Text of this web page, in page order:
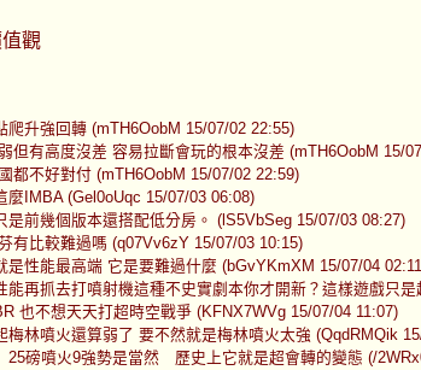
觀
升強回轉 (mTH6OobM 15/07/02 22:55)
但有高度沒差 容易拉斷會玩的根本沒差 (mTH6OobM 15/
都不好對付 (mTH6OobM 15/07/02 22:59)
IMBA (Gel0oUqc 15/07/03 06:08)
前幾個版本還搭配低分房。 (lS5VbSeg 15/07/03 08:27)
有比較難過嗎 (q07Vv6zY 15/07/03 10:15)
是性能最高端 它是要難過什麼 (bGvYKmXM 15/07/04
能再抓去打噴射機這種不史實劇本你才開新？這樣遊戲只
也不想天天打超時空戰爭 (KFNX7WVg 15/07/04 11:07)
林噴火還算弱了 要不然就是梅林噴火太強 (QqdRMQik
磅噴火9強勢是當然 歷史上它就是超會轉的變態 (/